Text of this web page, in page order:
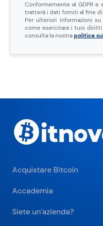
Conformemente al GDPR e
tratterà i dati forniti al fine
Per ulteriori informazioni
come esercitare i tuoi
consulta la nostrapolitica
Acquistare Bitcoin
Accademia
Siete un’azienda?